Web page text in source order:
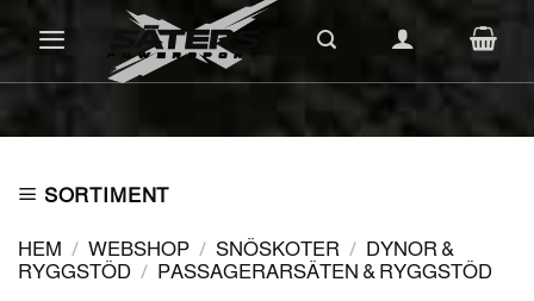
SORTIMENT
HEM / WEBSHOP / SNÖSKOTER / DYNOR &
RYGGSTÖD / PASSAGERARSÄTEN & RYGGSTÖD